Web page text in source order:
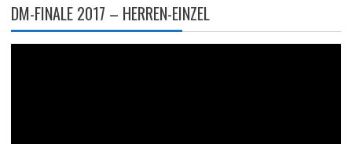
DM-FINALE 2017 – HERREN-EINZEL